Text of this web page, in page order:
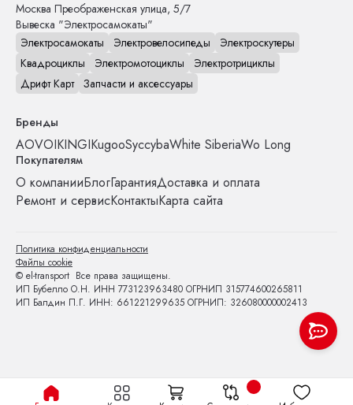
Москва Преображенская улица, 5/7
Вывеска "Электросамокаты"
Электросамокаты
Электровелосипеды
Электроскутеры
Квадроциклы
Электромотоциклы
Электротрициклы
Дрифт Карт Запчасти и аксессуары
Бренды
AOVOIKINGIKugooSyccybaWhite SiberiaWo Long
Покупателям
О компанииБлогГарантияДоставка и оплата
Ремонт и сервисКонтактыКарта сайта
© el-transport Все права защищены.
ИП Бубелло О.Н. ИНН 773123963480 ОГРНИП 315774600265811
ИП Балдин П.Г. ИНН: 661221299635 ОГРНИП: 326080000002413
Политика конфиденциальности
Файлы cookie